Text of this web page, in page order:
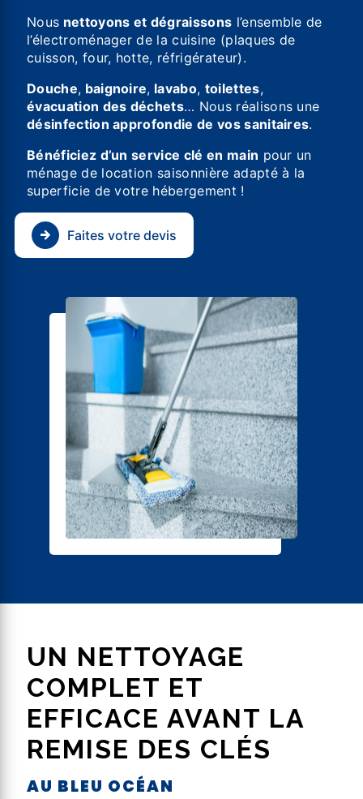
Nous nettoyons et dégraissons l’ensemble de
l’électroménager de la cuisine (plaques de
cuisson, four, hotte, réfrigérateur).
Douche, baignoire, lavabo, toilettes,
évacuation des déchets… Nous réalisons une
désinfection approfondie de vos sanitaires.
Bénéficiez d’un service clé en main pour un
ménage de location saisonnière adapté à la
superficie de votre hébergement !
Faites votre devis
UN NETTOYAGE
COMPLET ET
EFFICACE AVANT LA
REMISE DES CLÉS
AU BLEU OCÉAN